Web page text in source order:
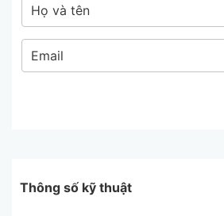
Thông số kỹ thuật